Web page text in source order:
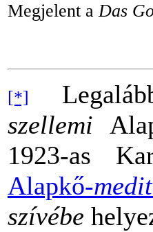
Megjelent aDas
[*]
szellemi
1923-as
Alapkő-
szívébe